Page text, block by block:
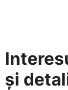
și